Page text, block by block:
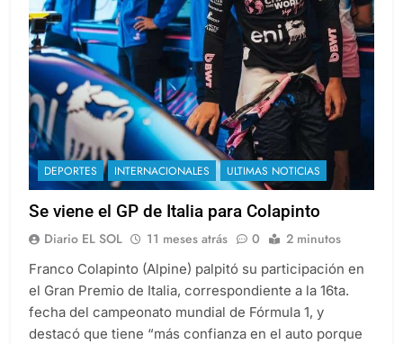
DEPORTES INTERNACIONALES ULTIMAS NOTICIAS
Se viene el GP de Italia para Colapinto
Diario EL SOL 11 meses atrás 0 2 minutos
Franco Colapinto (Alpine) palpitó su participación en
el Gran Premio de Italia, correspondiente a la 16ta.
fecha del campeonato mundial de Fórmula 1, y
destacó que tiene “más confianza en el auto porque